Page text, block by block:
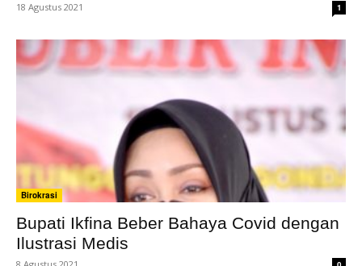
18 Agustus 2021 1
Birokrasi
Bupati Ikfina Beber Bahaya Covid dengan
Ilustrasi Medis